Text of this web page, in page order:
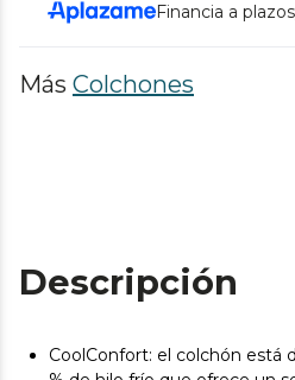
Financia a plazos
Más Colchones
Descripción
CoolConfort: el colchón está